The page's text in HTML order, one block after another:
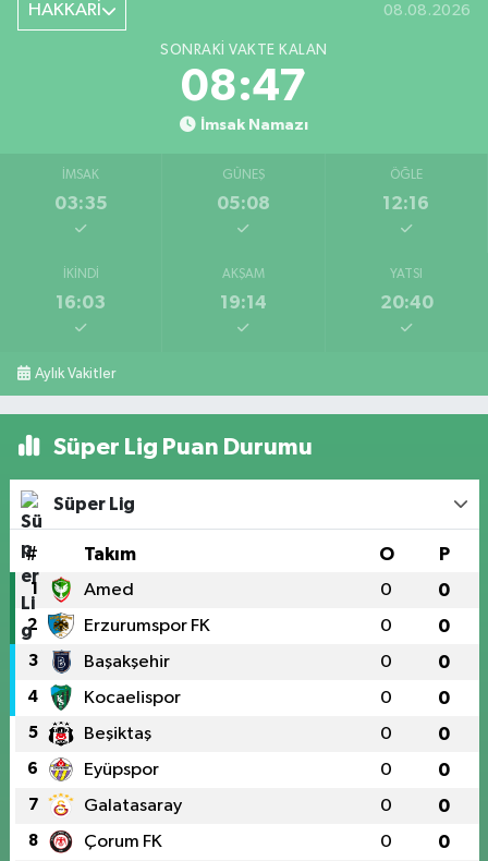
HAKKARİ 08.08.2026
SONRAKI VAKTE KALAN
08:46
İmsak Namazı
İMSAK
03:35
GÜNEŞ
05:08
ÖĞLE
12:16
İKINDI
16:03
AKŞAM
19:14
YATSI
20:40
Aylık Vakitler
Süper Lig Puan Durumu
Süper Lig
# Takım O P
1 Amed 0 0
2 Erzurumspor FK 0 0
3 Başakşehir 0 0
4 Kocaelispor 0 0
5 Beşiktaş 0 0
6 Eyüpspor 0 0
7 Galatasaray 0 0
8 Çorum FK 0 0